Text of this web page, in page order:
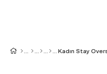
Kadın Stay